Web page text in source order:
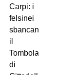
Carpi: i
felsinei
sbancano
il
Tombolato
di